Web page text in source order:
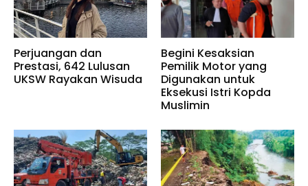
Perjuangan dan
Prestasi, 642 Lulusan
UKSW Rayakan Wisuda
Begini Kesaksian
Pemilik Motor yang
Digunakan untuk
Eksekusi Istri Kopda
Muslimin